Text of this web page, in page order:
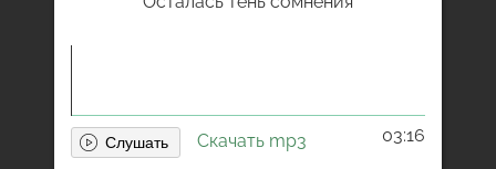
Скачать mp3 03:16